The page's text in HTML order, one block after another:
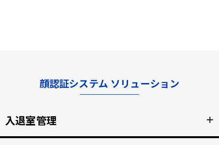
顔認証システム ソリューション
入退室管理 ＋